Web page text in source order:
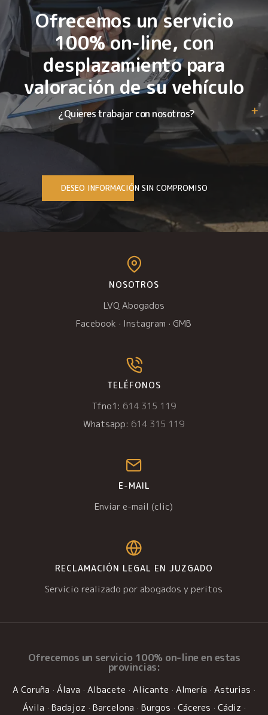
Ofrecemos un servicio
100% on-line, con
desplazamiento para
valoración de su vehículo
¿Quieres trabajar con nosotros?
DESEO INFORMACIÓN SIN COMPROMISO
NOSOTROS
LVQ Abogados
Facebook · Instagram · GMB
TELÉFONOS
Tfno1: 614 315 119
Whatsapp: 614 315 119
E-MAIL
Enviar e-mail (clic)
RECLAMACIÓN LEGAL EN JUZGADO
Servicio realizado por abogados y peritos
Ofrecemos un servicio 100% on-line en estas
provincias:
A Coruña · Álava · Albacete · Alicante · Almería · Asturias ·
Ávila · Badajoz · Barcelona · Burgos · Cáceres · Cádiz ·